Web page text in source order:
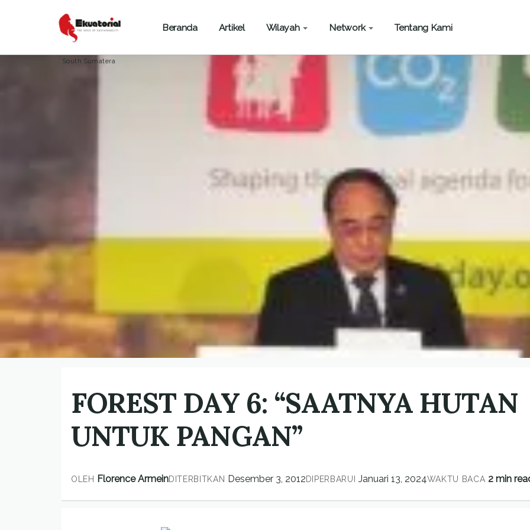
Beranda Artikel Wilayah Network Tentang Kami
HUTAN
South Sumatera
FOREST DAY 6: “SAATNYA HUTAN
UNTUK PANGAN”
OLEH Florence ArmeinDITERBITKAN Desember 3, 2012DIPERBARUI Januari 13, 2024WAKTU BACA 2 min